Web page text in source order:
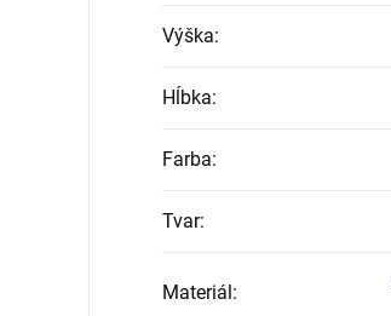
Výška:
Hĺbka:
Farba:
Tvar:
Materiál :